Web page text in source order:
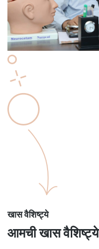
खास वैशिष्ट्ये
आमची खास वैशिष्ट्ये